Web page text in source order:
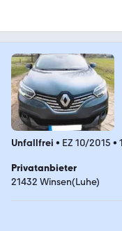
Unfallfrei • EZ 10/2015 •
Privatanbieter
21432 Winsen(Luhe)